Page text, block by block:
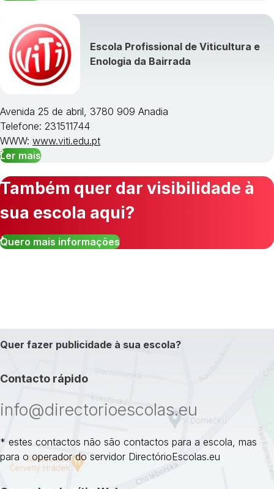
Escola Profissional de Viticultura e
Enologia da Bairrada
Avenida 25 de abril, 3780 909 Anadia
Telefone: 231511744
WWW: www.viti.edu.pt
Ler mais
Também quer dar visibilidade à
sua escola aqui?
Quero mais informações
Quer fazer publicidade à sua escola?
Contacto rápido
info@directorioescolas.eu
* estes contactos não são contactos para a escola, mas
para o operador do servidor DirectórioEscolas.eu